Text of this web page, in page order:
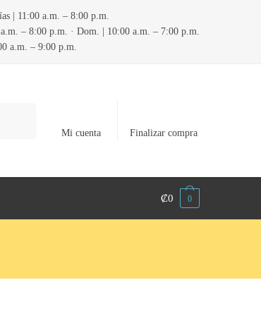
| 11:00 a.m. – 8:00 p.m.
– 8:00 p.m. · Dom. | 10:00 a.m. – 7:00 p.m.
a.m. – 9:00 p.m.
Mi cuenta Finalizar compra
₡0 0